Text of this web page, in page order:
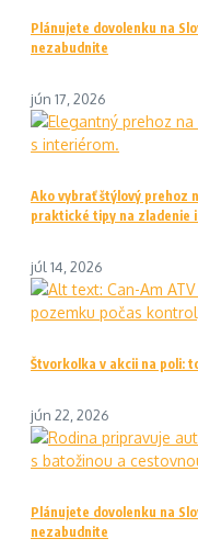
Plánujete dovolenku na
nezabudnite
jún 17, 2026
Ako vybrať štýlový prehoz
praktické tipy na zladenie
júl 14, 2026
Štvorkolka v akcii na poli:
jún 22, 2026
Plánujete dovolenku na
nezabudnite